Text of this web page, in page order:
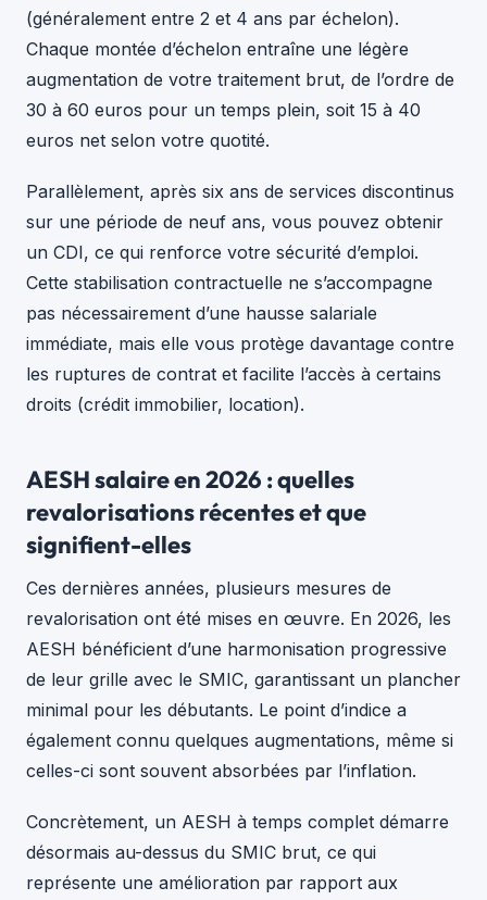
(généralement entre 2 et 4 ans par échelon).
Chaque montée d’échelon entraîne une légère
augmentation de votre traitement brut, de l’ordre de
30 à 60 euros pour un temps plein, soit 15 à 40
euros net selon votre quotité.
Parallèlement, après six ans de services discontinus
sur une période de neuf ans, vous pouvez obtenir
un CDI, ce qui renforce votre sécurité d’emploi.
Cette stabilisation contractuelle ne s’accompagne
pas nécessairement d’une hausse salariale
immédiate, mais elle vous protège davantage contre
les ruptures de contrat et facilite l’accès à certains
droits (crédit immobilier, location).
AESH salaire en 2026 : quelles
revalorisations récentes et que
signifient-elles
Ces dernières années, plusieurs mesures de
revalorisation ont été mises en œuvre. En 2026, les
AESH bénéficient d’une harmonisation progressive
de leur grille avec le SMIC, garantissant un plancher
minimal pour les débutants. Le point d’indice a
également connu quelques augmentations, même si
celles-ci sont souvent absorbées par l’inflation.
Concrètement, un AESH à temps complet démarre
désormais au-dessus du SMIC brut, ce qui
représente une amélioration par rapport aux